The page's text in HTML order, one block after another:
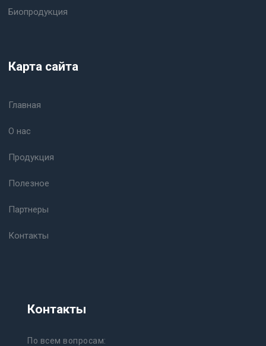
Биопродукция
Карта сайта
Главная
О нас
Продукция
Полезное
Партнеры
Контакты
Контакты
По всем вопросам: